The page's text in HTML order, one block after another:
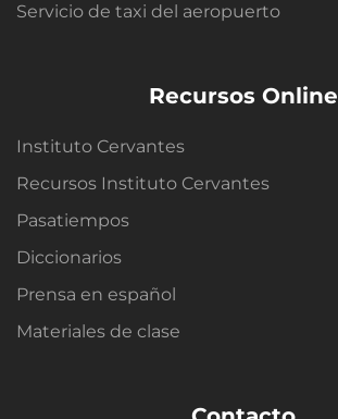
Servicio de taxi del aeropuerto
Recursos Online
Instituto Cervantes
Recursos Instituto Cervantes
Pasatiempos
Diccionarios
Prensa en español
Materiales de clase